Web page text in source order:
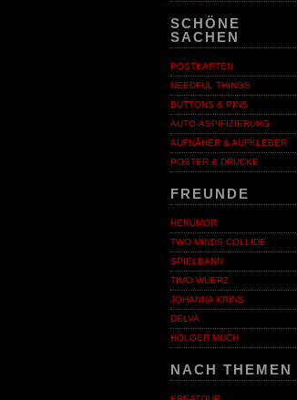
SCHÖNE
SACHEN
POSTKARTEN
NEEDFUL THINGS
BUTTONS & PINS
AUTO-ASPIFIZIERUNG
AUFNÄHER & AUFKLEBER
POSTER & DRUCKE
FREUNDE
HERUMOR
TWO MINDS COLLIDE
SPIELBANN
TIMO WUERZ
JOHANNA KRINS
DELVA
HOLGER MUCH
NACH THEMEN